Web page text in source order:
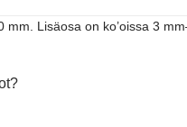
Lisäosa on ko’oissa 3